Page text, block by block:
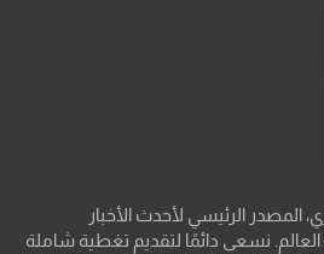
المصدر الرئيسي لأحدث الأخبار
نسعى دائمًا لتقديم تغطية شاملة